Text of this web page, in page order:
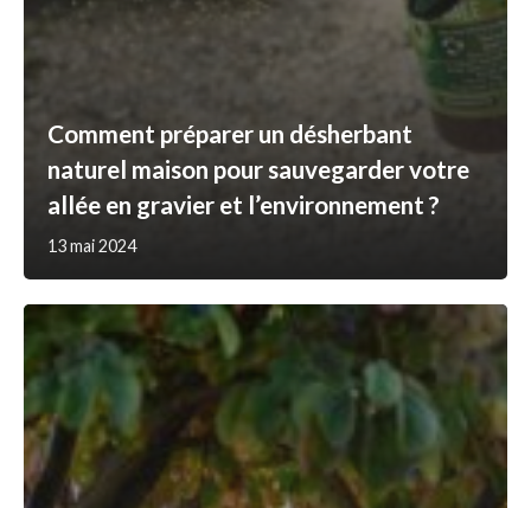
Comment préparer un désherbant
naturel maison pour sauvegarder votre
allée en gravier et l’environnement ?
13 mai 2024